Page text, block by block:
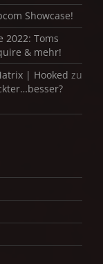
Showcase!
2022: Toms
& mehr!
| Hooked zu